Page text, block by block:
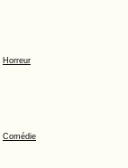
Horreur
Comédie